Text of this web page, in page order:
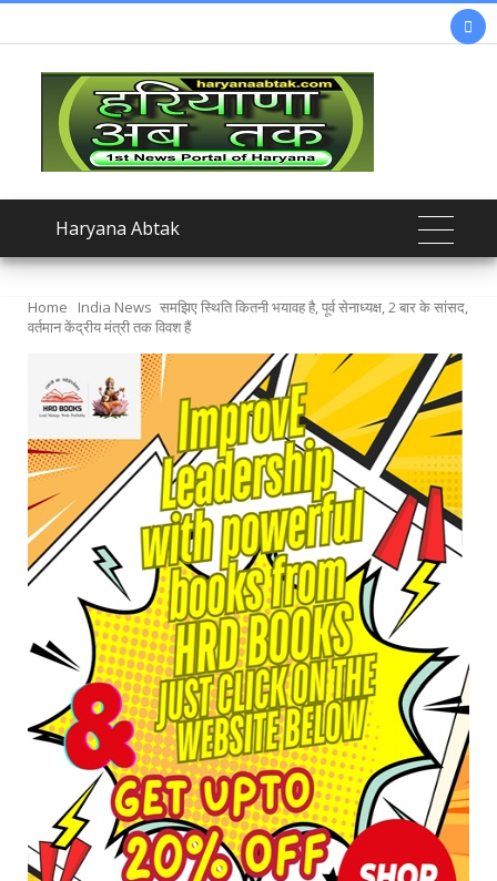

Haryana Abtak
Home India News समझिए स्थिति कितनी भयावह है, पूर्व सेनाध्यक्ष, 2 बार के सांसद,
वर्तमान केंद्रीय मंत्री तक विवश हैं